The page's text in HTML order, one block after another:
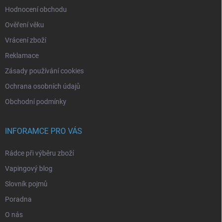
Hodnocení obchodu
Ověření věku
Vrácení zboží
Reklamace
Zásady používání cookies
Ochrana osobních údajů
Obchodní podmínky
INFORAMCE PRO VÁS
Rádce při výběru zboží
Vapingový blog
Slovník pojmů
Poradna
O nás